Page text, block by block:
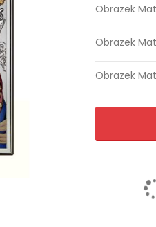
Obrazek
Obrazek
Obrazek